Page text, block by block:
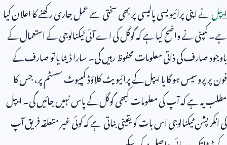
ایپلنے اپنی پرائیویسی پالیسی پر بھی سختی سے عمل جاری رکھنے کا اعلان کیا
ہے۔ کمپنی نے واضح کیا ہے کہ گوگل کی اے آئی ٹیکنالوجی کے استعمال کے
باوجود صارف کی ذاتی معلومات محفوظ رہیں گی۔ سارا ڈیٹا یا تو صارف کے
فون پر پروسیس ہو گا یا ایپل کے پرائیویٹ کلاؤڈ کمپیوٹ سسٹم پر، جس کا
مطلب یہ ہے کہ آپ کی معلومات کبھی گوگل کے پاس نہیں جائیں گی۔ ایپل
کی انکرپشن ٹیکنالوجی اس بات کو یقینی بناتی ہے کہ کوئی غیر متعلقہ فریق آپ